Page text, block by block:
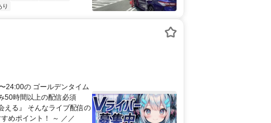
り
24:00の ゴールデンタイム
50時間以上の配信必須
える』 そんなライブ配信の
ポイント！ ～ ／／